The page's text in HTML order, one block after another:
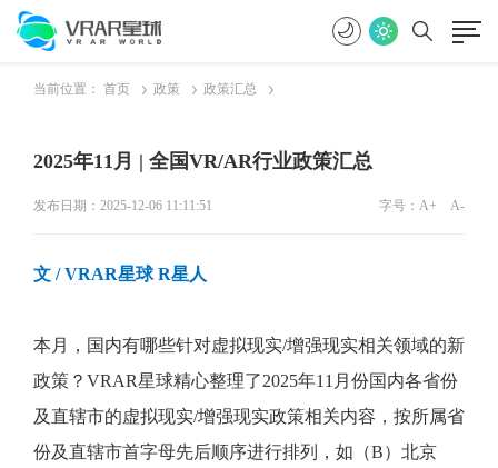
当前位置： 首页 政策 政策汇总
2025年11月 | 全国VR/AR行业政策汇总
发布日期：2025-12-06 11:11:51 字号： A+ A-
文 / VRAR星球 R星人
本月，国内有哪些针对虚拟现实/增强现实相关领域的新
政策？ VRAR星球精心整理了2025年11 月份国内各省份
及直辖市的虚拟现实/增强现实政策相关内容，按所属省
份及直辖市首字母先后顺序进行排列，如（B）北京